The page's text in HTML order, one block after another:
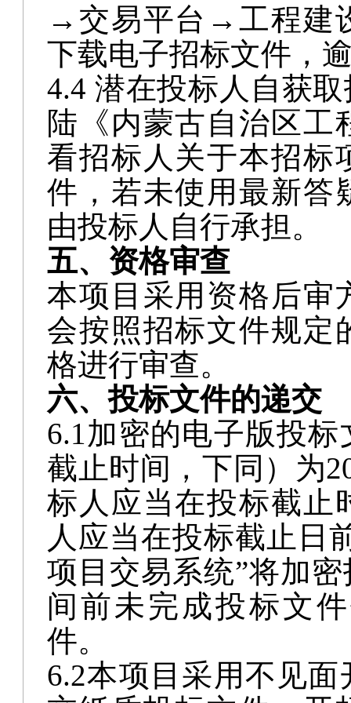
下载电子招标文件，
4.4潜在投标人自获
陆《内蒙古自治区工
看招标人关于本招标
件，若未使用最新答
由投标人自行承担。
五、资格审查
本项目采用资格后审
会按照招标文件规定
格进行审查。
六、投标文件的递交
6.1
加密的电子版投
截止时间，下同）为
标人应当在投标截止
人应当在投标截止日
项目交易系统”将加
间前未完成投标文
件。
6.2本项目采用不见
交纸质投标文件，开